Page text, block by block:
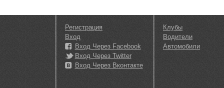
Регистрация
Вход
Вход Через Facebook
Вход Через Twitter
Вход Через Вконтакте
Клубы
Водители
Автомобили